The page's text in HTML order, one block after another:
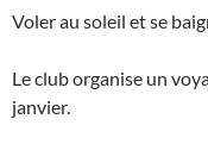
Voler au soleil et se
Le club organise un
janvier.